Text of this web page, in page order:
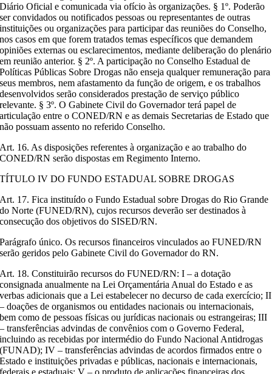
Diário Oficial e comunicada via ofício às organizações. § 1º. Poderão
ser convidados ou notificados pessoas ou representantes de outras
instituições ou organizações para participar das reuniões do Conselho,
nos casos em que forem tratados temas específicos que demandem
opiniões externas ou esclarecimentos, mediante deliberação do plenário
em reunião anterior. § 2º. A participação no Conselho Estadual de
Políticas Públicas Sobre Drogas não enseja qualquer remuneração para
seus membros, nem afastamento da função de origem, e os trabalhos
desenvolvidos serão considerados prestação de serviço público
relevante. § 3º. O Gabinete Civil do Governador terá papel de
articulação entre o CONED/RN e as demais Secretarias de Estado que
não possuam assento no referido Conselho.
Art. 16. As disposições referentes à organização e ao trabalho do
CONED/RN serão dispostas em Regimento Interno.
TÍTULO IV DO FUNDO ESTADUAL SOBRE DROGAS
Art. 17. Fica instituído o Fundo Estadual sobre Drogas do Rio Grande
do Norte (FUNED/RN), cujos recursos deverão ser destinados à
consecução dos objetivos do SISED/RN.
Parágrafo único. Os recursos financeiros vinculados ao FUNED/RN
serão geridos pelo Gabinete Civil do Governador do RN.
Art. 18. Constituirão recursos do FUNED/RN: I – a dotação
consignada anualmente na Lei Orçamentária Anual do Estado e as
verbas adicionais que a Lei estabelecer no decurso de cada exercício; II
– doações de organismos ou entidades nacionais ou internacionais,
bem como de pessoas físicas ou jurídicas nacionais ou estrangeiras; III
– transferências advindas de convênios com o Governo Federal,
incluindo as recebidas por intermédio do Fundo Nacional Antidrogas
(FUNAD); IV – transferências advindas de acordos firmados entre o
Estado e instituições privadas e públicas, nacionais e internacionais,
federais e estaduais; V – o produto de aplicações financeiras dos